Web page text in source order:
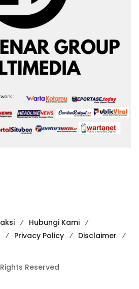
Hubungi Kami
Privacy Policy
Disclaimer
Reserved